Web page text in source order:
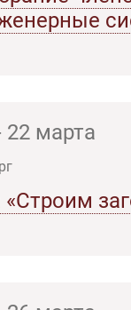
22 марта